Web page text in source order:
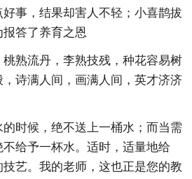
事，结果却害人不轻；小喜鹊拔
答了养育之恩
熟流丹，李熟技残，种花容易树
诗满人间，画满人间，英才济济
时候，绝不送上一桶水；而当需
给予一杯水。适时，适量地给
艺。我的老师，这也正是您的教